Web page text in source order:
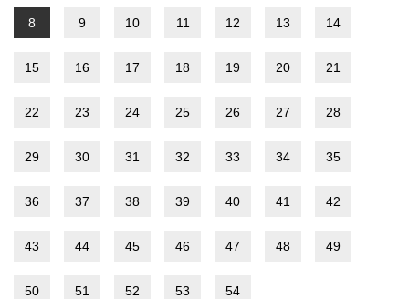
8 9 10 11 12 13 14
15 16 17 18 19 20 21
22 23 24 25 26 27 28
29 30 31 32 33 34 35
36 37 38 39 40 41 42
43 44 45 46 47 48 49
50 51 52 53 54